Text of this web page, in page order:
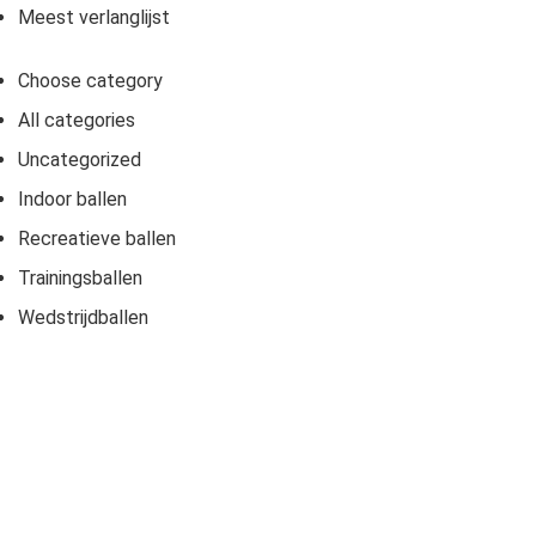
Meest verlanglijst
Choose category
All categories
Uncategorized
Indoor ballen
Recreatieve ballen
Trainingsballen
Wedstrijdballen